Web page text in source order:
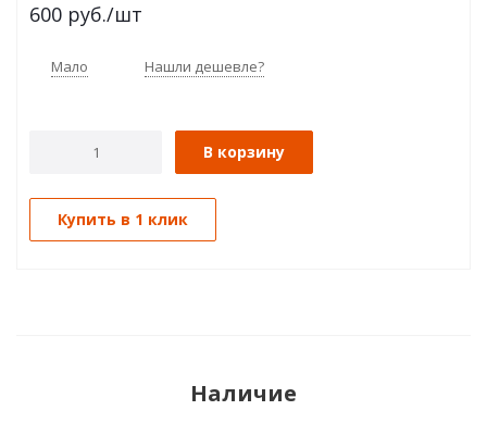
600 руб./шт
Мало Нашли дешевле?
В корзину
Купить в 1 клик
Наличие